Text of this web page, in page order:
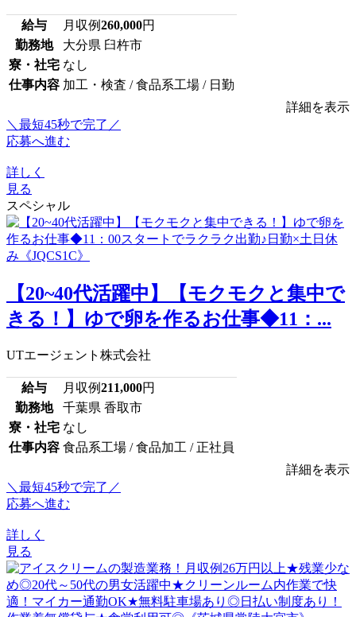
給与 月収例260,000円
勤務地
大分県 臼杵市
寮・社宅 なし
仕事内容 加工・検査 / 食品系工場 / 日勤
詳細を表示
＼最短45秒で完了／
応募へ進む
詳しく
見る
スペシャル
【20~40代活躍中】【モクモクと集中で
きる！】ゆで卵を作るお仕事◆11：...
UTエージェント株式会社
給与 月収例211,000円
勤務地
千葉県 香取市
寮・社宅 なし
仕事内容 食品系工場 / 食品加工 / 正社員
詳細を表示
＼最短45秒で完了／
応募へ進む
詳しく
見る